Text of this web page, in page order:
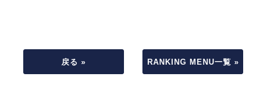
戻る » RANKING MENU一覧 »